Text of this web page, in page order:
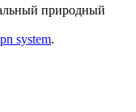
природный
system.